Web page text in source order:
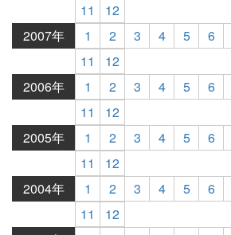
11
12
2007年
1 2 3 4 5 6
11
12
2006年
1 2 3 4 5 6
11
12
2005年
1 2 3 4 5 6
11
12
2004年
1 2 3 4 5 6
11
12